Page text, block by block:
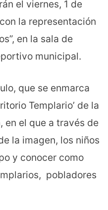
el viernes, 1 de
la representación
en la sala de
municipal.
que se enmarca
Templario’ de la
en el que a través de
la imagen, los niños
y conocer como
pobladores